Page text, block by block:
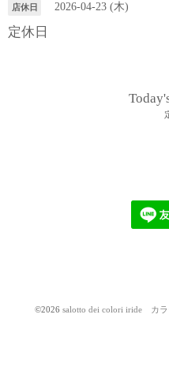
店休日 2026-04-23 (木)
定休日
©2026 salotto dei colori iride カ